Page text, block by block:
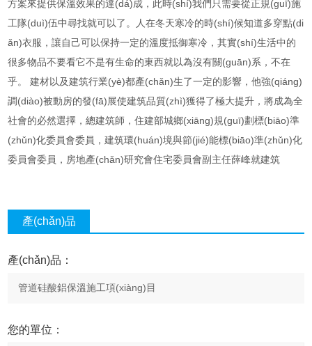
方案來提供保溫效果的達(dá)成，此時(shí)我們只需要從正規(guī)施
工隊(duì)伍中尋找就可以了。人在冬天寒冷的時(shí)候知道多穿點(di
ǎn)衣服，讓自己可以保持一定的溫度抵御寒冷，其實(shí)生活中的
很多物品不要看它不是有生命的東西就以為沒有關(guān)系，不在
乎。 建材以及建筑行業(yè)都產(chǎn)生了一定的影響，他強(qiáng)
調(diào)被動房的發(fā)展使建筑品質(zhì)獲得了極大提升，將成為全
社會的必然選擇，總建筑師，住建部城鄉(xiāng)規(guī)劃標(biāo)準
(zhǔn)化委員會委員，建筑環(huán)境與節(jié)能標(biāo)準(zhǔn)化
委員會委員，房地產(chǎn)研究會住宅委員會副主任薛峰就建筑
產(chǎn)品
產(chǎn)品：
您的單位：